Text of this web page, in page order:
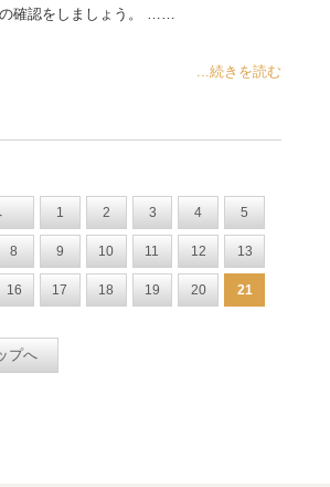
確認をしましょう。 ……
...続きを読む
1 2 3 4 5
8 9 10 11 12 13
16 17 18 19 20 21
プへ